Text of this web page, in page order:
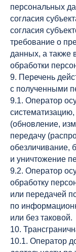
персональных
согласия
согласия
требование о
данных, а также
обработки
9. Перечень
с полученными
9.1. Оператор
(обновление,
передачу
обезличивание,
и уничтожение
9.2. Оператор
обработку
или передачей
по
или без таковой.
10.
10.1. Оператор